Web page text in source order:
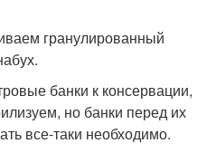
гранулированный
банки к консервации,
но банки перед их
все-таки необходимо.